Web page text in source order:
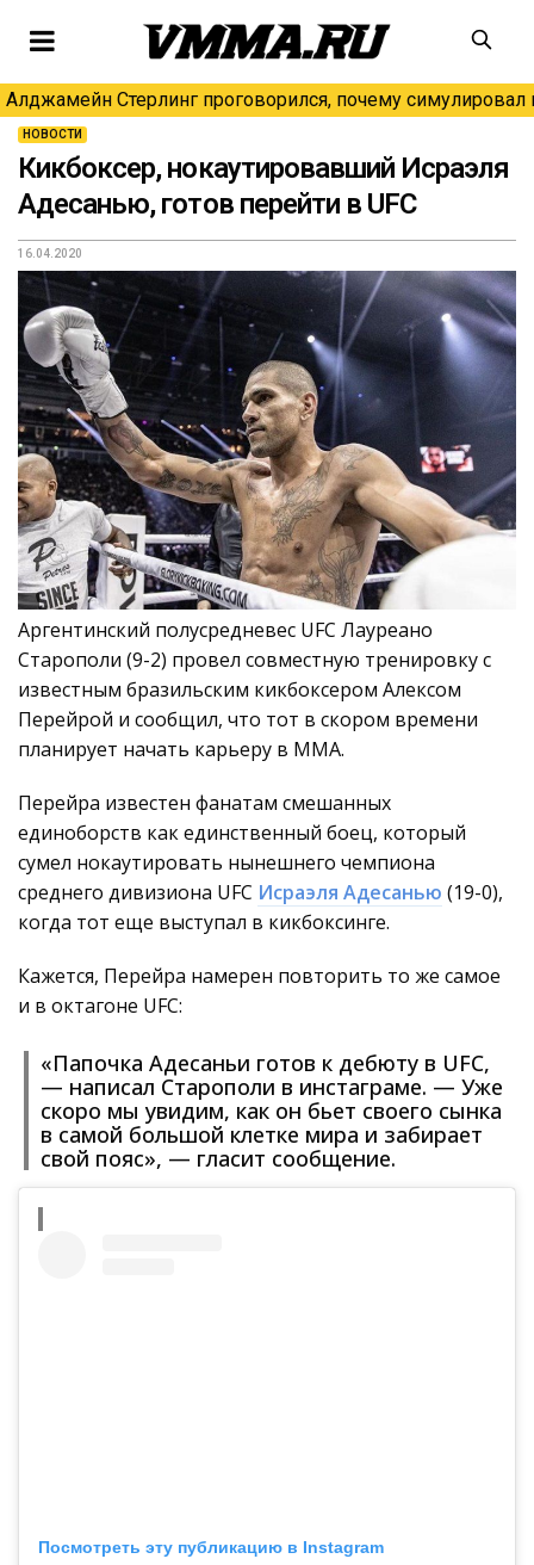
Алджамейн Стерлинг проговорился, почему симулировал
НОВОСТИ
Кикбоксер, нокаутировавший Исраэля
Адесанью, готов перейти в UFC
16.04.2020
Аргентинский полусредневес UFC Лауреано
Старополи (9-2) провел совместную тренировку с
известным бразильским кикбоксером Алексом
Перейрой и сообщил, что тот в скором времени
планирует начать карьеру в ММА.
Перейра известен фанатам смешанных
единоборств как единственный боец, который
сумел нокаутировать нынешнего чемпиона
среднего дивизиона UFC Исраэля Адесанью (19-0),
когда тот еще выступал в кикбоксинге.
Кажется, Перейра намерен повторить то же самое
и в октагоне UFC:
«Папочка Адесаньи готов к дебюту в UFC,
— написал Старополи в инстаграме. — Уже
скоро мы увидим, как он бьет своего сынка
в самой большой клетке мира и забирает
свой пояс», — гласит сообщение.
Посмотреть эту публикацию в Instagram